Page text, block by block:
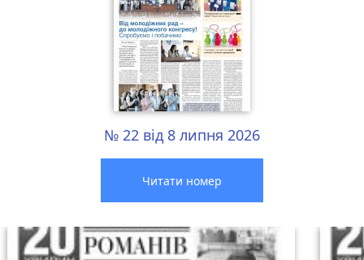
№ 22 від 8 липня 2026
Читати номер